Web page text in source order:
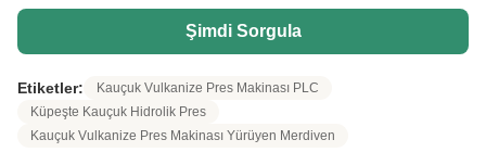
Şimdi Sorgula
Etiketler:
Kauçuk Vulkanize Pres Makinası PLC
Küpeşte Kauçuk Hidrolik Pres
Kauçuk Vulkanize Pres Makinası Yürüyen Merdiven